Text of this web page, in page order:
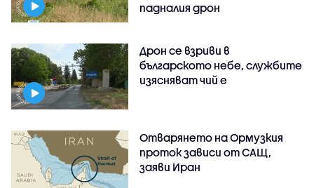
падналия дрон
Дрон се взриви в
българското небе, службите
изясняват чий е
Отварянето на Ормузкия
проток зависи от САЩ,
заяви Иран